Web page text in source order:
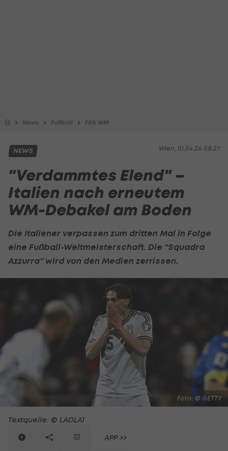
News Fußball FIFA WM
Wien, 01.04.26 08:27
NEWS
"Verdammtes Elend" –
Italien nach erneutem
WM-Debakel am Boden
Die Italiener verpassen zum dritten Mal in Folge
eine Fußball-Weltmeisterschaft. Die "Squadra
Azzurra" wird von den Medien zerrissen.
Foto: © GETTY
Textquelle: © LAOLA1
APP >>